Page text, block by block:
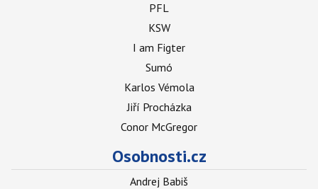
PFL
KSW
I am Figter
Sumó
Karlos Vémola
Jiří Procházka
Conor McGregor
Osobnosti.cz
Andrej Babiš